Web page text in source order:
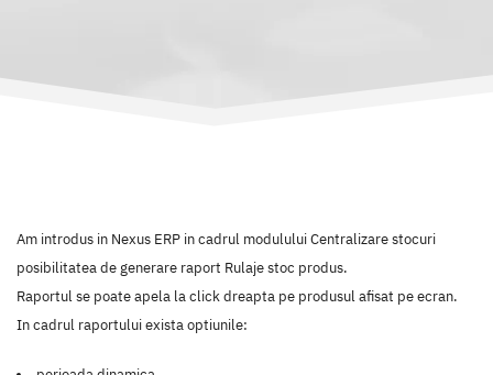
Am introdus in Nexus ERP in cadrul modulului Centralizare stocuri
posibilitatea de generare raport Rulaje stoc produs.
Raportul se poate apela la click dreapta pe produsul afisat pe ecran.
In cadrul raportului exista optiunile: